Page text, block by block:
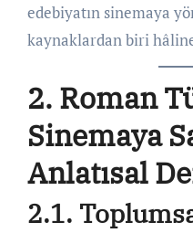
edebiyatın sinemaya
kaynaklardan biri
2. Roman
Sinemaya
Anlatısal
2.1.